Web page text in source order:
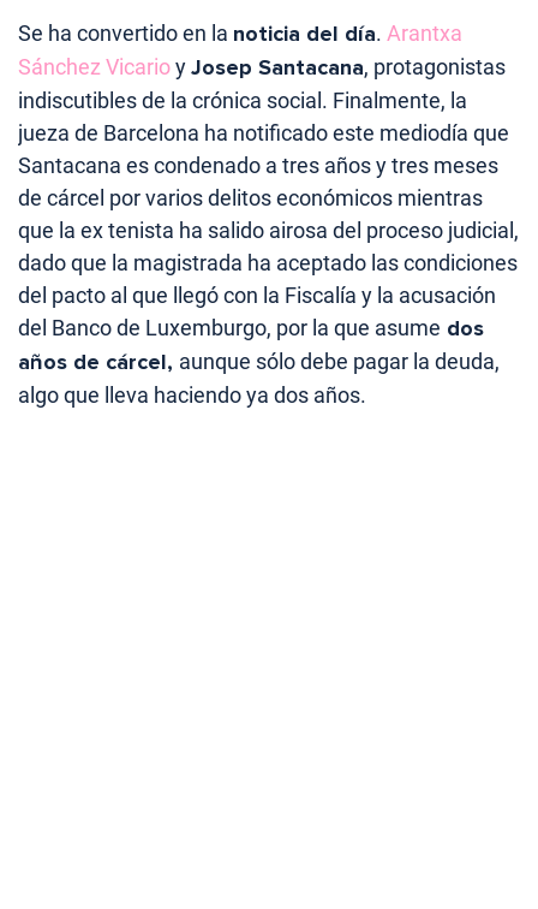
Se ha convertido en la noticia del día. Arantxa
Sánchez VicarioyJosep Santacana, protagonistas
indiscutibles de la crónica social. Finalmente, la
jueza de Barcelona ha notificado este mediodía que
Santacana es condenado a tres años y tres meses
de cárcel por varios delitos económicos mientras
que la ex tenista ha salido airosa del proceso judicial,
dado que la magistrada ha aceptado las condiciones
del pacto al que llegó con la Fiscalía y la acusación
del Banco de Luxemburgo, por la que asume dos
años de cárcel, aunque sólo debe pagar la deuda,
algo que lleva haciendo ya dos años.